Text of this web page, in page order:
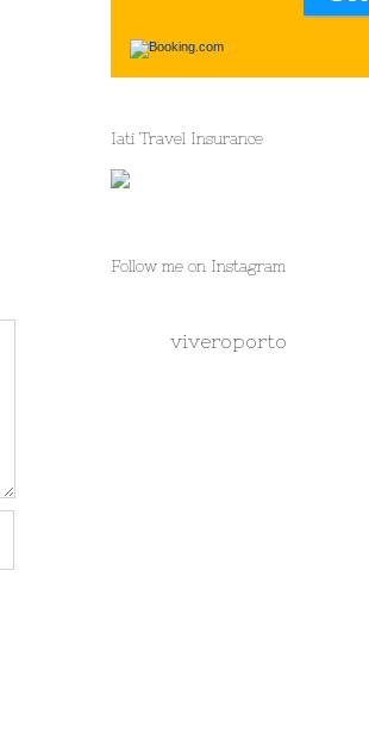
Iati Travel Insurance
Follow me on Instagram
viveroporto